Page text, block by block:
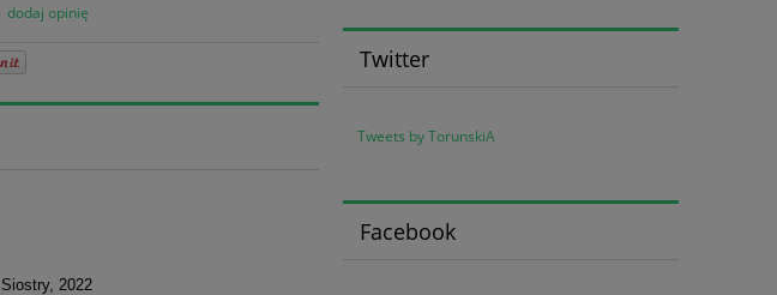
dodaj opinię
2022
Twitter
Tweets by TorunskiA
Facebook